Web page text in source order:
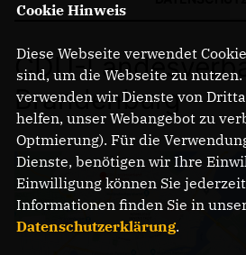
NEWSLETTER
BILDER
PROGRAMME
WICHTIGE BESCHLÜSSE DER
75 JAHRE CDU
CDU-
Brandenburg
Cookie Hinweis
Diese Webseite verwendet
sind, um die Webseite zu
verwenden wir Dienste von
helfen, unser Webangebot zu
Optmierung). Für die
Dienste, benötigen wir Ihre
Einwilligung können Sie
Informationen finden Sie in
Datenschutzerklärung.